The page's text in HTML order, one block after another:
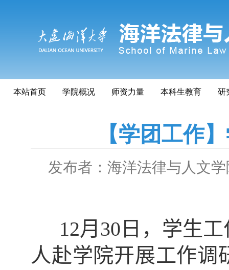
本站首页 学院概况 师资力量 本科生教育 研
【学团工作
发布者：海洋法律与人文
12月 30 日，学生
人赴学院开展工作调